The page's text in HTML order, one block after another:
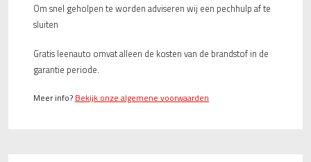
Om snel geholpen te worden adviseren wij een pechhulp af te
sluiten
Gratis leenauto omvat alleen de kosten van de brandstof in de
garantie periode.
Meer info? Bekijk onze algemene voorwaarden